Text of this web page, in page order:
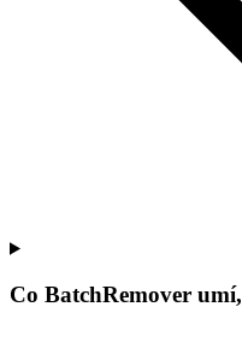
Co BatchRemover